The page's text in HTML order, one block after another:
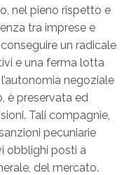
nel pieno rispetto e
tra imprese e
un radicale
e una ferma lotta
negoziale
è preservata ed
Tali compagnie,
pecuniarie
obblighi posti a
del mercato.